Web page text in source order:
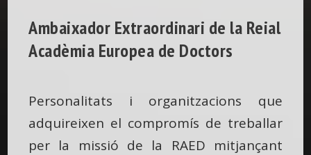
Ambaixador Extraordinari de la Reial
Acadèmia Europea de Doctors
Personalitats i organitzacions que
adquireixen el compromís de treballar
per la missió de la RAED mitjançant